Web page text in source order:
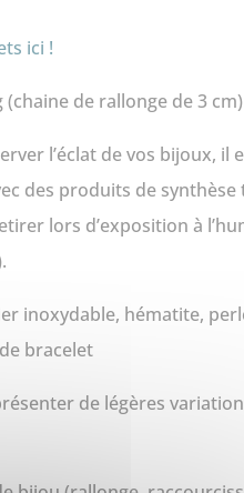
ici !
de rallonge de 3 cm)
l’éclat de vos bijoux, il
des produits de synthèse
lors d’exposition à
inoxydable, hématite,
bracelet
de légères